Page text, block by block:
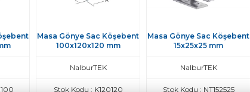
Masa Gönye Sac Köşebent
100x120x120 mm
NalburTEK
Stok Kodu : K120120
Masa Gönye Sac Köşebent
15x25x25 mm
NalburTEK
Stok Kodu : NT152525